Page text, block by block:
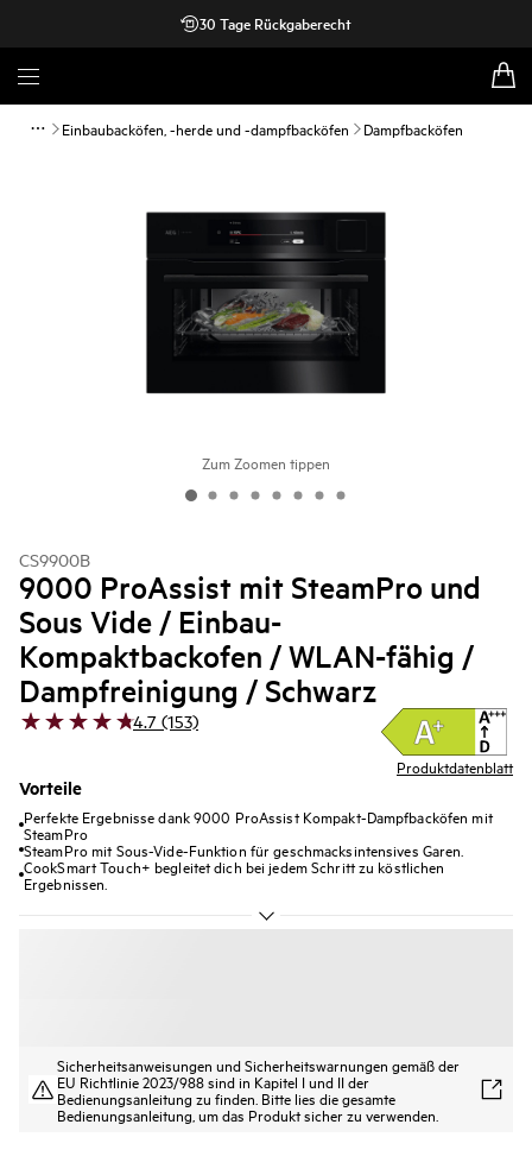
30 Tage Rückgaberecht
Einbaubacköfen, -herde und -dampfbacköfen Dampfbacköfen
Zum Zoomen tippen
CS9900B
9000 ProAssist mit SteamPro und
Sous Vide / Einbau-
Kompaktbackofen / WLAN-fähig /
Dampfreinigung / Schwarz
4.7 (153)
Produktdatenblatt
Vorteile
Perfekte Ergebnisse dank 9000 ProAssist Kompakt-Dampfbacköfen mit
SteamPro
SteamPro mit Sous-Vide-Funktion für geschmacksintensives Garen.
CookSmart Touch+ begleitet dich bei jedem Schritt zu köstlichen
Ergebnissen.
Sicherheitsanweisungen und Sicherheitswarnungen gemäß der
EU Richtlinie 2023/988 sind in Kapitel I und II der
Bedienungsanleitung zu finden. Bitte lies die gesamte
Bedienungsanleitung, um das Produkt sicher zu verwenden.